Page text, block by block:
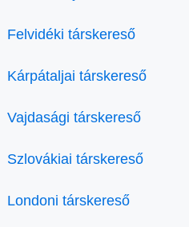
Felvidéki társkereső
Kárpátaljai társkereső
Vajdasági társkereső
Szlovákiai társkereső
Londoni társkereső